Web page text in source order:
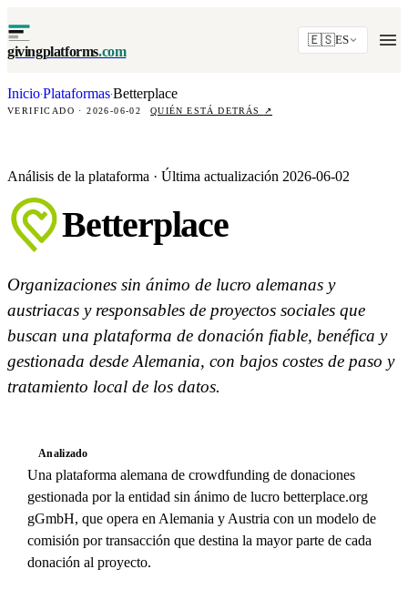
givingplatforms.com
🇪🇸ES
Inicio·Plataformas·Betterplace
VERIFICADO · 2026-06-02 QUIÉN ESTÁ DETRÁS ↗
Análisis de la plataforma · Última actualización 2026-06-02
Betterplace
Organizaciones sin ánimo de lucro alemanas y
austriacas y responsables de proyectos sociales que
buscan una plataforma de donación fiable, benéfica y
gestionada desde Alemania, con bajos costes de paso y
tratamiento local de los datos.
Analizado
Una plataforma alemana de crowdfunding de donaciones
gestionada por la entidad sin ánimo de lucro betterplace.org
gGmbH, que opera en Alemania y Austria con un modelo de
comisión por transacción que destina la mayor parte de cada
donación al proyecto.